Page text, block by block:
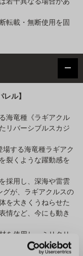
転載・無断使用を固
ル】
海竜種《ラギアクル
リバーシブルスカジ
場する海竜種ラギアク
裂くような躍動感を
採用し、深海や雷雲
グが、ラギアクルスの
を大きくうねらせた
情など、今にも動き
を使用し、ミリタリ
プルなデザインを採